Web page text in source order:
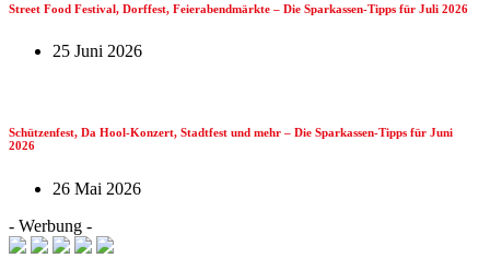
Street Food Festival, Dorffest, Feierabendmärkte – Die Sparkassen-Tipps für Juli 2026
25 Juni 2026
Schützenfest, Da Hool-Konzert, Stadtfest und mehr – Die Sparkassen-Tipps für Juni
2026
26 Mai 2026
- Werbung -